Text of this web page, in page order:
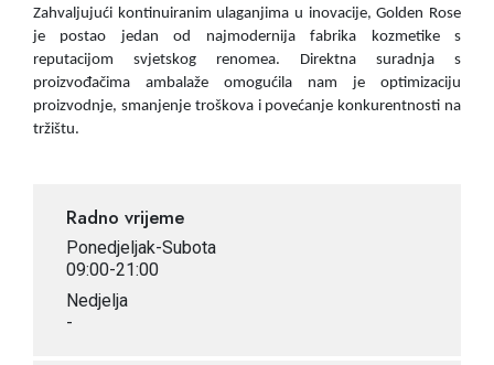
Zahvaljujući kontinuiranim ulaganjima u inovacije, Golden Rose
je postao jedan od najmodernija fabrika kozmetike s
reputacijom svjetskog renomea. Direktna suradnja s
proizvođačima ambalaže omogućila nam je optimizaciju
proizvodnje, smanjenje troškova i povećanje konkurentnosti na
tržištu.
Radno vrijeme
Ponedjeljak-Subota
09:00-21:00
Nedjelja
-